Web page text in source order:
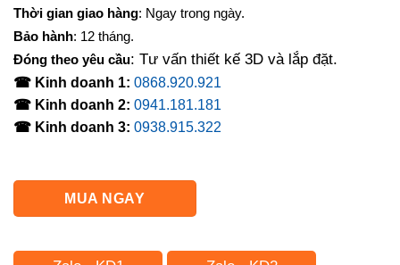
Thời gian giao hàng: Ngay trong ngày.
Bảo hành: 12 tháng.
Đóng theo yêu cầu: Tư vấn thiết kế 3D và lắp đặt.
☎ Kinh doanh 1: 0868.920.921
☎ Kinh doanh 2: 0941.181.181
☎ Kinh doanh 3: 0938.915.322
MUA NGAY